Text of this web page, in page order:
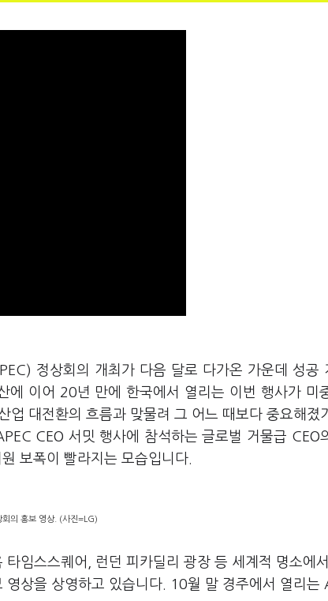
정상회의 개최가 다음 달로 다가온 가운데 성공
에 이어 20년 만에 한국에서 열리는 이번 행사가 미
업 대전환의 흐름과 맞물려 그 어느 때보다 중요해졌
CEO 서밋 행사에 참석하는 글로벌 거물급 CEO
보폭이 빨라지는 모습입니다
회의 홍보 영상. (사진=LG)
타임스스퀘어
런던 피카딜리 광장 등 세계적 명소에
영상을 상영하고 있습니다 . 10월 말 경주에서 열리는